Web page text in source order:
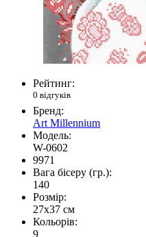
Рейтинг:
0 відгуків
Бренд:
Art Millennium
Модель:
W-0602
9971
Вага бісеру (гр.):
140
Розмір:
27x37 см
Кольорів:
9